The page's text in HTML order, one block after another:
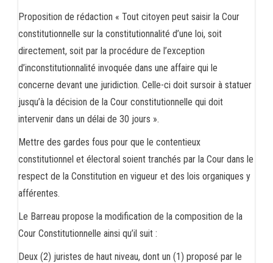
Proposition de rédaction « Tout citoyen peut saisir la Cour
constitutionnelle sur la constitutionnalité d’une loi, soit
directement, soit par la procédure de l’exception
d’inconstitutionnalité invoquée dans une affaire qui le
concerne devant une juridiction. Celle-ci doit sursoir à statuer
jusqu’à la décision de la Cour constitutionnelle qui doit
intervenir dans un délai de 30 jours ».
Mettre des gardes fous pour que le contentieux
constitutionnel et électoral soient tranchés par la Cour dans le
respect de la Constitution en vigueur et des lois organiques y
afférentes.
Le Barreau propose la modification de la composition de la
Cour Constitutionnelle ainsi qu’il suit :
Deux (2) juristes de haut niveau, dont un (1) proposé par le